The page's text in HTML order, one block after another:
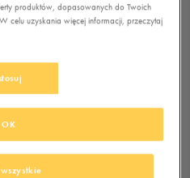
produktów, dopasowanych do Twoich
celu uzyskania więcej informacji, przeczytaj
OK